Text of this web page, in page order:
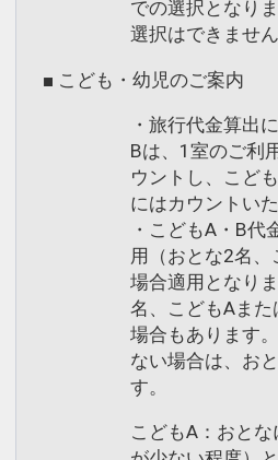
での選択となり
選択はできません
■ こども・幼児のご案内
・旅行代金算出
Bは、1室のご利
ウントし、こど
にはカウントい
・こどもA・B代
用（おとな2名
場合適用となり
名、こどもAま
場合もあります
ない場合は、お
す。
こどもA：おと